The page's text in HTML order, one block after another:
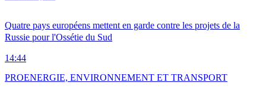
Quatre pays européens mettent en garde contre les projets de la
Russie pour l'Ossétie du Sud
14:44
PROENERGIE, ENVIRONNEMENT ET TRANSPORT